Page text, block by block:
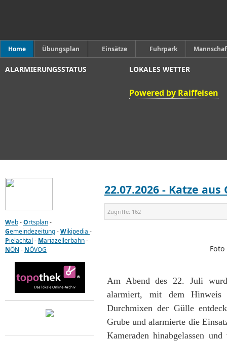
Home Übungsplan Einsätze Fuhrpark
ALARMIERUNGSSTATUS LOKALES WETTER
Powered by Raiffeisen
22.07.2026 - Katze
Zugriffe: 162
Am Abend des 22. Juli
alarmiert, mit dem
Durchmixen der Gülle
Grube und alarmierte die
Kameraden hinabgelassen
Web-Ortsplan-
Gemeindezeitung-Wikipedia -
Pielachtal - Mariazellerbahn-
NÖN - NÖVOG